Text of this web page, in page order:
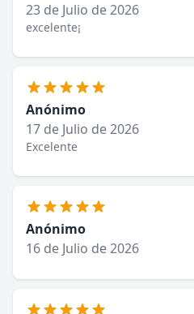
23 de Julio de 2026
excelente¡
Anónimo
17 de Julio de 2026
Excelente
Anónimo
16 de Julio de 2026